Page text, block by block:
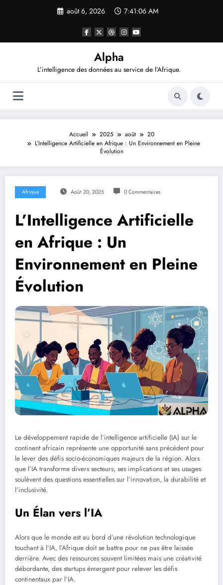
août 6, 2026 7:41:07 AM
Alpha
L’intelligence des données au service de l’Afrique.
Accueil 2025 août
20
L’Intelligence Artificielle en Afrique : Un Environnement en Pleine
Évolution
Afrique Août 20, 2025 0 Commentaires
L’Intelligence Artificielle
en Afrique : Un
Environnement en Pleine
Évolution
Le développement rapide de l’intelligence artificielle (IA) sur le
continent africain représente une opportunité sans précédent pour
le lever des défis socio-économiques majeurs de la région. Alors
que l’IA transforme divers secteurs, ses implications et ses usages
soulèvent des questions essentielles sur l’innovation, la durabilité et
l’inclusivité.
Un Élan vers l’IA
Alors que le monde est au bord d’une révolution technologique
touchant à l’IA, l’Afrique doit se battre pour ne pas être laissée
derrière. Avec des ressources souvent limitées mais une créativité
débordante, des startups émergent pour relever les défis
continentaux par l’IA.